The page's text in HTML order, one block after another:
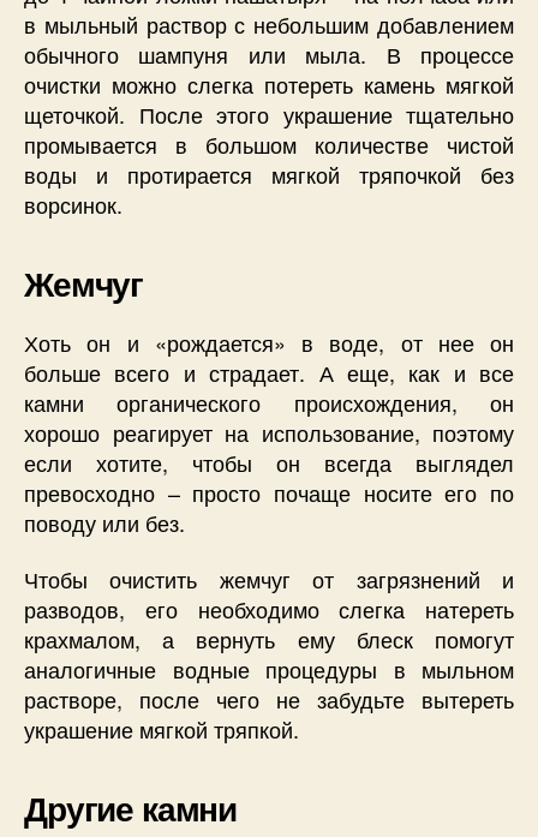
в мыльный раствор с небольшим добавлением
обычного шампуня или мыла. В процессе
очистки можно слегка потереть камень мягкой
щеточкой. После этого украшение тщательно
промывается в большом количестве чистой
воды и протирается мягкой тряпочкой без
ворсинок.
Жемчуг
Хоть он и «рождается» в воде, от нее он
больше всего и страдает. А еще, как и все
камни органического происхождения, он
хорошо реагирует на использование, поэтому
если хотите, чтобы он всегда выглядел
превосходно – просто почаще носите его по
поводу или без.
Чтобы очистить жемчуг от загрязнений и
разводов, его необходимо слегка натереть
крахмалом, а вернуть ему блеск помогут
аналогичные водные процедуры в мыльном
растворе, после чего не забудьте вытереть
украшение мягкой тряпкой.
Другие камни